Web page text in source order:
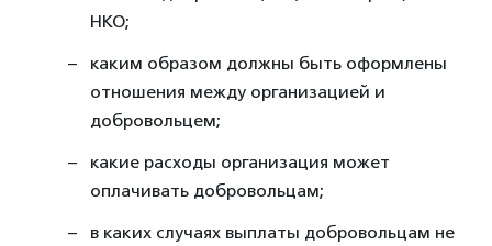
НКО;
каким образом должны быть оформлены
отношения между организацией и
добровольцем;
какие расходы организация может
оплачивать добровольцам;
в каких случаях выплаты добровольцам не